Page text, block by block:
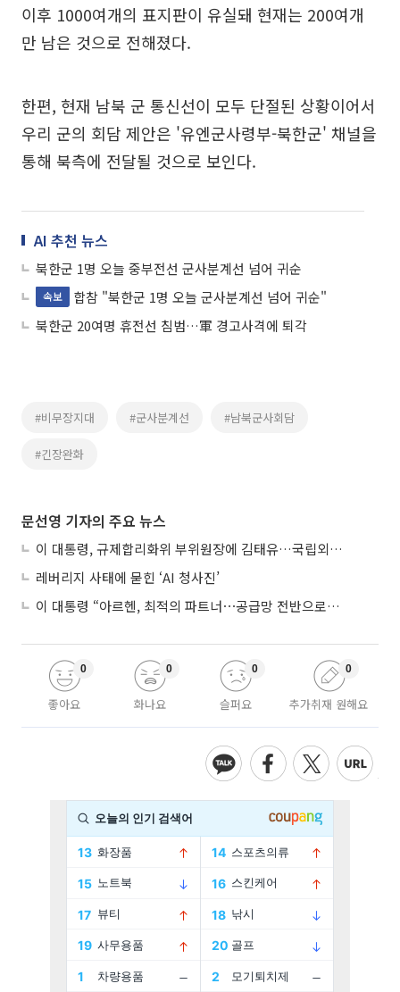
이후 1000여개의 표지판이 유실돼 현재는 200여개
만 남은 것으로 전해졌다.
한편, 현재 남북 군 통신선이 모두 단절된 상황이어서
우리 군의 회담 제안은 '유엔군사령부-북한군' 채널을
통해 북측에 전달될 것으로 보인다.
AI 추천 뉴스
북한군 1명 오늘 중부전선 군사분계선 넘어 귀순
속보
합참 "북한군 1명 오늘 군사분계선 넘어 귀순"
북한군 20여명 휴전선 침범…軍 경고사격에 퇴각
#비무장지대 #군사분계선 #남북군사회담
#긴장완화
문선영 기자의 주요 뉴스
이 대통령, 규제합리화위 부위원장에 김태유…국립외교원장 김흥규
레버리지 사태에 묻힌 ‘AI 청사진’
이 대통령 “아르헨, 최적의 파트너⋯공급망 전반으로 확대”
좋아요
0
화나요
0
슬퍼요
0
추가취재 원해요
0